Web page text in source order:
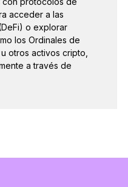
acceder a las
o explorar
los Ordinales de
otros activos cripto,
a través de